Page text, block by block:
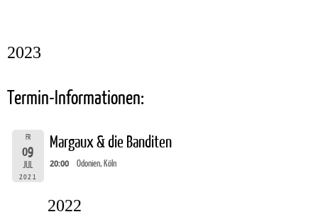
2023
Termin-Informationen:
FR
09
JUL
2021
Margaux & die Banditen
20:00 Odonien, Köln
2022